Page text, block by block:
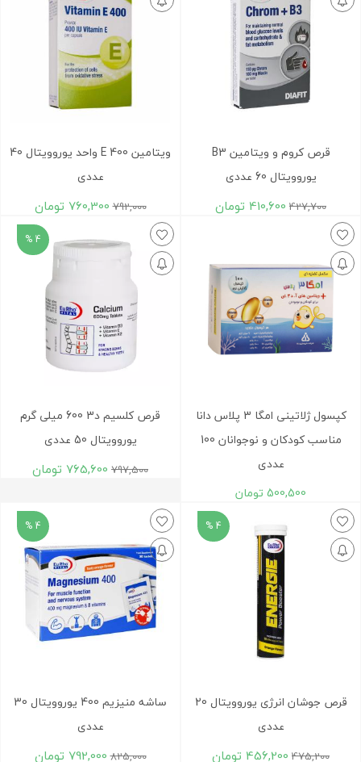
قرص کروم و ویتامین B3
یوروویتال 60 عددی
427,700
410,600 تومان
ویتامین E 400 واحد یوروویتال 40
عددی
792,000
760,300 تومان
کپسول ژلاتینی امگا 3 پلاس دانا
مناسب کودکان و نوجوانان 100
عددی
500,500 تومان
4 %
قرص کلسیم د3 600 میلی گرم
یوروویتال 50 عددی
797,500
765,600 تومان
4 %
قرص جوشان انرژی یوروویتال 20
عددی
475,200
456,200 تومان
4 %
ساشه منیزیم 400 یوروویتال 30
عددی
825,000
792,000 تومان